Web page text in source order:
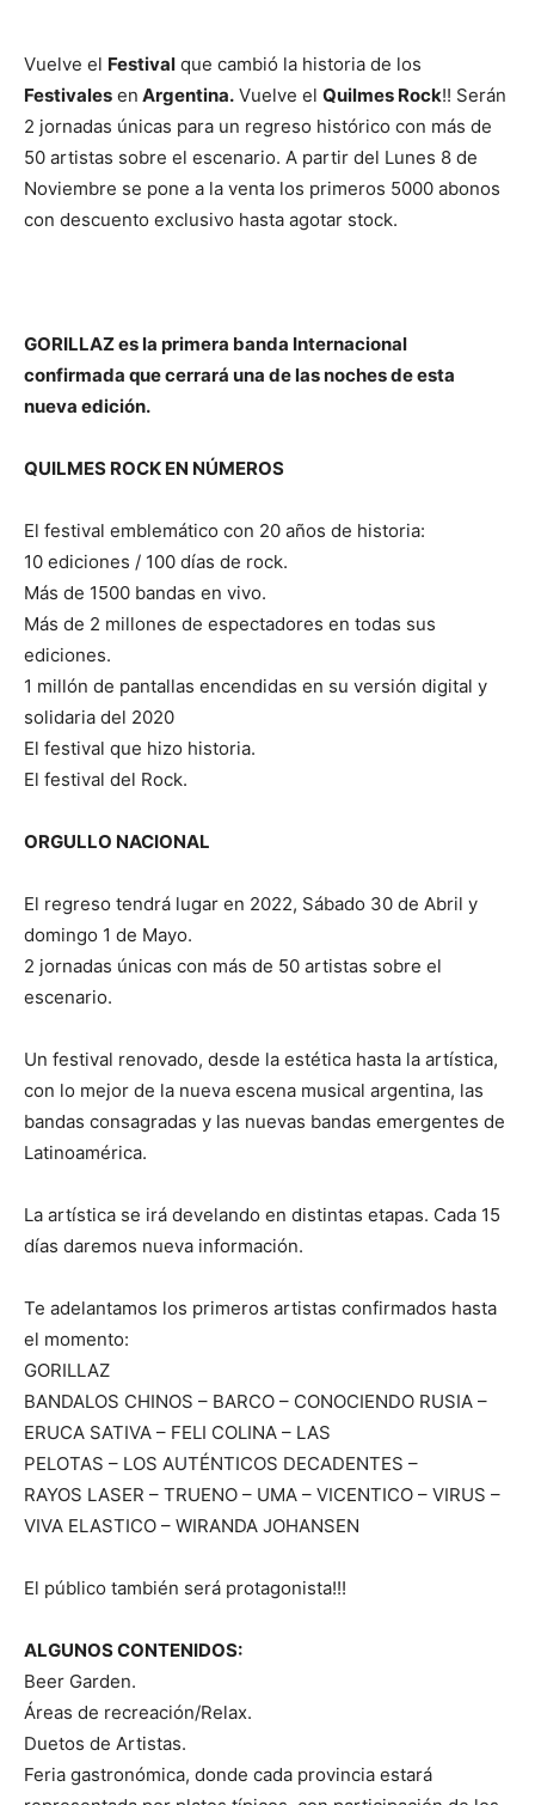
Vuelve el Festival que cambió la historia de los
Festivales en Argentina. Vuelve el Quilmes Rock!! Serán
2 jornadas únicas para un regreso histórico con más de
50 artistas sobre el escenario. A partir del Lunes 8 de
Noviembre se pone a la venta los primeros 5000 abonos
con descuento exclusivo hasta agotar stock.
GORILLAZ es la primera banda Internacional
confirmada que cerrará una de las noches de esta
nueva edición.
QUILMES ROCK EN NÚMEROS
El festival emblemático con 20 años de historia:
10 ediciones / 100 días de rock.
Más de 1500 bandas en vivo.
Más de 2 millones de espectadores en todas sus
ediciones.
1 millón de pantallas encendidas en su versión digital y
solidaria del 2020
El festival que hizo historia.
El festival del Rock.
ORGULLO NACIONAL
El regreso tendrá lugar en 2022, Sábado 30 de Abril y
domingo 1 de Mayo.
2 jornadas únicas con más de 50 artistas sobre el
escenario.
Un festival renovado, desde la estética hasta la artística,
con lo mejor de la nueva escena musical argentina, las
bandas consagradas y las nuevas bandas emergentes de
Latinoamérica.
La artística se irá develando en distintas etapas. Cada 15
días daremos nueva información.
Te adelantamos los primeros artistas confirmados hasta
el momento:
GORILLAZ
BANDALOS CHINOS – BARCO – CONOCIENDO RUSIA –
ERUCA SATIVA – FELI COLINA – LAS
PELOTAS – LOS AUTÉNTICOS DECADENTES –
RAYOS LASER – TRUENO – UMA – VICENTICO – VIRUS –
VIVA ELASTICO – WIRANDA JOHANSEN
El público también será protagonista!!!
ALGUNOS CONTENIDOS:
Beer Garden.
Áreas de recreación/Relax.
Duetos de Artistas.
Feria gastronómica, donde cada provincia estará